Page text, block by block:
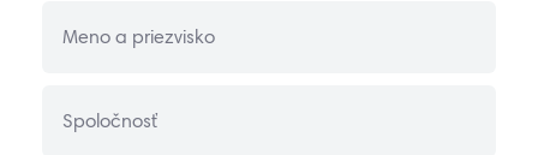
Moje doplnkové služby
Meno a priezvisko
Spoločnosť